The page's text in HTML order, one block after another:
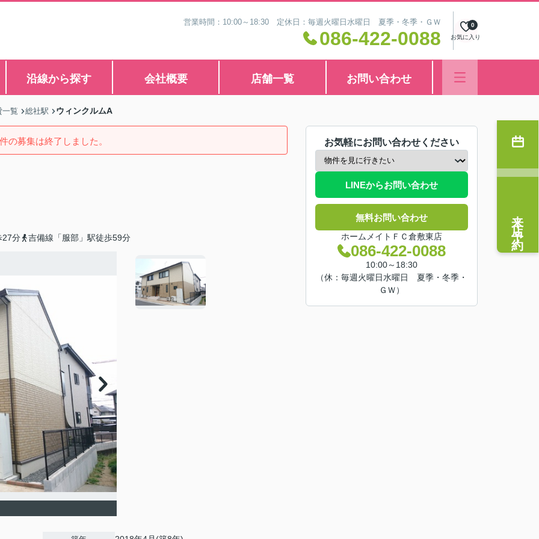
営業時間：10:00～18:30 定休日：毎週火曜日水曜日 夏季・冬季・ＧＷ
086-422-0088 お気に入り
0
沿線から探す 会社概要 店舗一覧 お問い合わせ
一覧 総社駅 ウィンクルムA
の募集は終了しました。
27分 吉備線「服部」駅徒歩59分
お気軽にお問い合わせください
LINEからお問い合わせ
無料お問い合わせ
ホームメイトＦＣ倉敷東店
086-422-0088
10:00～18:30
（休：毎週火曜日水曜日 夏季・冬季・
ＧＷ）
来店予約